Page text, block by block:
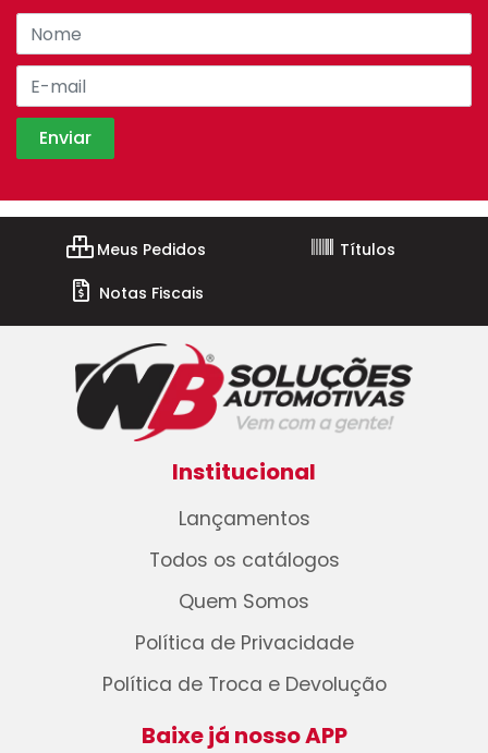
Meus Pedidos
Títulos
Notas Fiscais
Institucional
Lançamentos
Todos os catálogos
Quem Somos
Política de Privacidade
Política de Troca e Devolução
Baixe já nosso APP